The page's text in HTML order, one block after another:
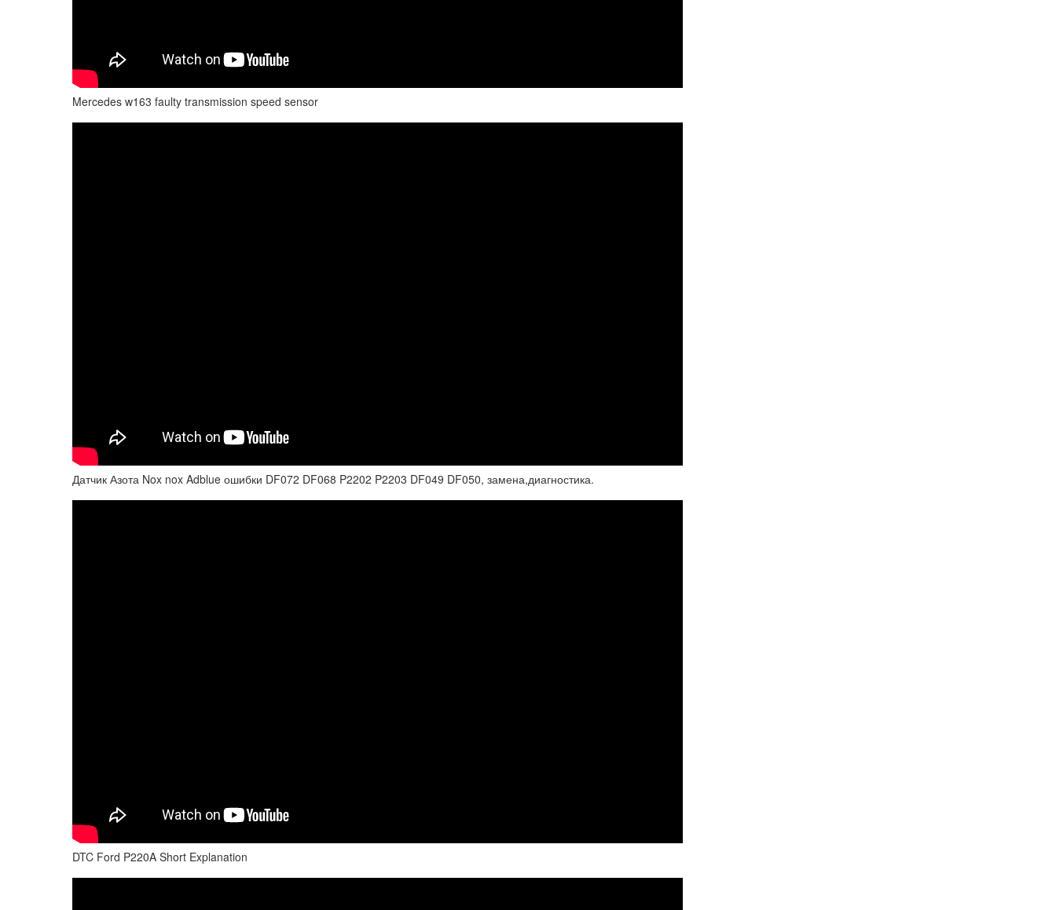
Mercedes w163 faulty transmission speed sensor
Датчик Азота Nox nox Adblue ошибки DF072 DF068 P2202 P2203 DF049 DF050, замена,диагностика.
DTC Ford P220A Short Explanation